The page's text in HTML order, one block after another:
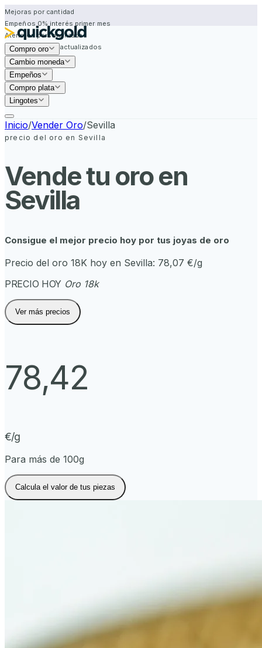
Mejoras por cantidad
Empeños 0% interés primer mes
Atención personalizada
Precios siempre actualizados
Mejoras por cantidad
Compro oro
Cambio moneda
Empeños
Compro plata
Lingotes
Inicio/Vender Oro/Sevilla
precio del oro en Sevilla
Vende tu oro en
Sevilla
Consigue el mejor precio hoy por tus joyas de oro
Precio del oro 18K hoy en Sevilla: 78,07 €/g
PRECIO HOY Oro 18k
Ver más precios
78,42
€/g
Para más de 100g
Calcula el valor de tus piezas